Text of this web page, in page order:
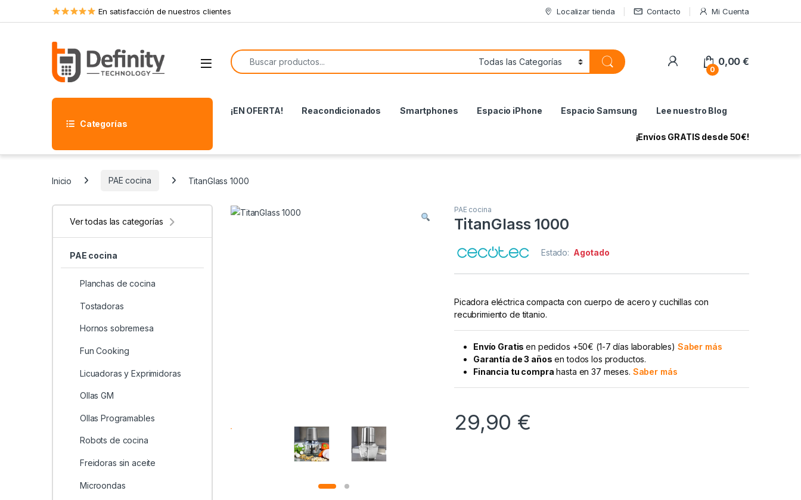
Skip to navigation
Skip to content En satisfacción de nuestros clientes Localizar tienda Contacto Mi Cuenta
Open
Search for:
My Account
0
0,00€
Categorías
¡EN OFERTA! Reacondicionados Smartphones Espacio iPhone Espacio Samsung Lee nuestro Blog
¡Envíos GRATIS desde 50€!
Inicio PAE cocina TitanGlass 1000
PAE cocina
TitanGlass 1000
Estado: Agotado
Picadora eléctrica compacta con cuerpo de acero y cuchillas con
recubrimiento de titanio.
Envío Gratisen pedidos +50€ (1-7 días laborables) Saber más
Garantía de 3 años en todos los productos.
Financia tu compra hasta en 37 meses. Saber más
29,90 €
Ver todas las categorías
PAE cocina
Planchas de cocina
Tostadoras
Hornos sobremesa
Fun Cooking
Licuadoras y Exprimidoras
Ollas GM
Ollas Programables
Robots de cocina
Freidoras sin aceite
Microondas